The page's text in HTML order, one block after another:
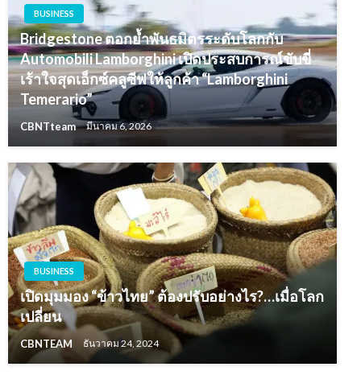
BUSINESS
Bridgestone ตอกย้ำพันธมิตรระดับโลกกับ
Automobili Lamborghini เปิดประสบการณ์ขับขี่
เร้าใจสุดเอ็กซ์คลูซีฟให้ลูกค้า “Lamborghini
Temerario”
CBNTteam มีนาคม 6, 2026
BUSINESS
เปิดมุมมอง “ข้าวไทย” ต้องปรับอย่างไร?…เมื่อโลก
เปลี่ยน
CBNTEAM ธันวาคม 24, 2024